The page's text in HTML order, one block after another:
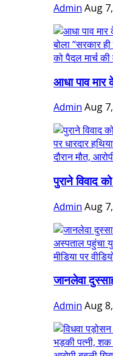
Admin Aug
आधा पाव
Admin Aug
पुराने विवाद
Admin Aug
जानलेवा
Admin Aug